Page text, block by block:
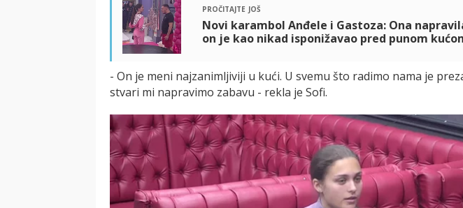
pročitajte još
Novi karambol Anđele i Gastoza: Ona
on je kao nikad isponižavao pred punom
- On je meni najzanimljiviji u kući. U svemu što radimo nama je
stvari mi napravimo zabavu - rekla je Sofi.